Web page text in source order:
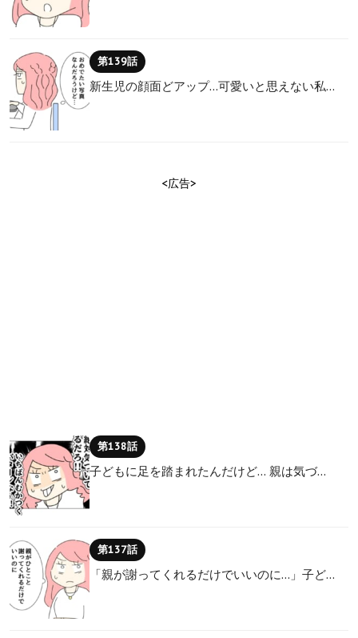
第139話
新生児の顔面どアップ…可愛いと思えない私…
<広告>
第138話
子どもに足を踏まれたんだけど… 親は気づ…
第137話
「親が謝ってくれるだけでいいのに…」子ど…